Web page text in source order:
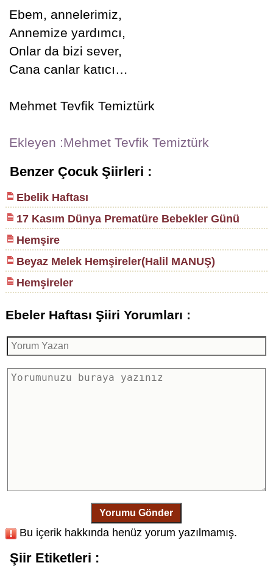
Ebem, annelerimiz,
Annemize yardımcı,
Onlar da bizi sever,
Cana canlar katıcı…
Mehmet Tevfik Temiztürk
Ekleyen :Mehmet Tevfik Temiztürk
Benzer Çocuk Şiirleri :
Ebelik Haftası
17 Kasım Dünya Prematüre Bebekler Günü
Hemşire
Beyaz Melek Hemşireler(Halil MANUŞ)
Hemşireler
Ebeler Haftası Şiiri Yorumları :
Yorumu Gönder
Bu içerik hakkında henüz yorum yazılmamış.
Şiir Etiketleri :